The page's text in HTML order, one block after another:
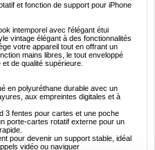
et fonction de support pour iPhone
intemporel avec l'élégant étui
vintage élégant à des fonctionnalités
votre appareil tout en offrant un
mains libres, le tout enveloppé
de qualité supérieure.
en polyuréthane durable avec un
aux empreintes digitales et à
3 fentes pour cartes et une poche
porte-cartes rotatif externe pour un
pour devenir un support stable, idéal
vidéo ou naviguer